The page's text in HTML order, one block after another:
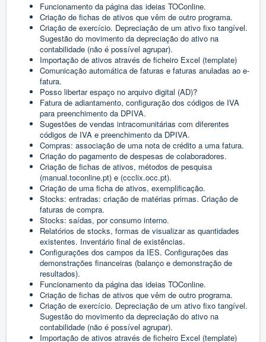
Funcionamento da página das ideias TOConline.
Criação de fichas de ativos que vêm de outro programa.
Criação de exercício. Depreciação de um ativo fixo tangível.
Sugestão do movimento da depreciação do ativo na
contabilidade (não é possível agrupar).
Importação de ativos através de ficheiro Excel (template)
Comunicação automática de faturas e faturas anuladas ao e-
fatura.
Posso libertar espaço no arquivo digital (AD)?
Fatura de adiantamento, configuração dos códigos de IVA
para preenchimento da DPIVA.
Sugestões de vendas intracomunitárias com diferentes
códigos de IVA e preenchimento da DPIVA.
Compras: associação de uma nota de crédito a uma fatura.
Criação do pagamento de despesas de colaboradores.
Criação de fichas de ativos, métodos de pesquisa
(manual.toconline.pt) e (ccclix.occ.pt).
Criação de uma ficha de ativos, exemplificação.
Stocks: entradas: criação de matérias primas. Criação de
faturas de compra.
Stocks: saídas, por consumo interno.
Relatórios de stocks, formas de visualizar as quantidades
existentes. Inventário final de existências.
Configurações dos campos da IES. Configurações das
demonstrações financeiras (balanço e demonstração de
resultados).
Funcionamento da página das ideias TOConline.
Criação de fichas de ativos que vêm de outro programa.
Criação de exercício. Depreciação de um ativo fixo tangível.
Sugestão do movimento da depreciação do ativo na
contabilidade (não é possível agrupar).
Importação de ativos através de ficheiro Excel (template)